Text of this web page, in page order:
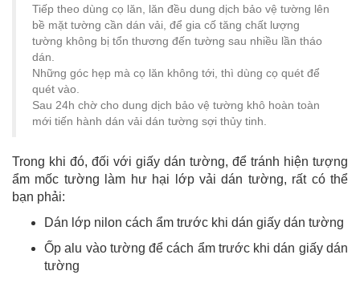
Tiếp theo dùng cọ lăn, lăn đều dung dịch bảo vệ tường lên
bề mặt tường cần dán vải, để gia cố tăng chất lượng
tường không bị tổn thương đến tường sau nhiều lần tháo
dán.
Những góc hẹp mà cọ lăn không tới, thì dùng cọ quét để
quét vào.
Sau 24h chờ cho dung dịch bảo vệ tường khô hoàn toàn
mới tiến hành dán vải dán tường sợi thủy tinh.
Trong khi đó, đối với giấy dán tường, để tránh hiện tượng
ẩm mốc tường làm hư hại lớp vải dán tường, rất có thể
bạn phải:
Dán lớp nilon cách ẩm trước khi dán giấy dán tường
Ốp alu vào tường để cách ẩm trước khi dán giấy dán
tường